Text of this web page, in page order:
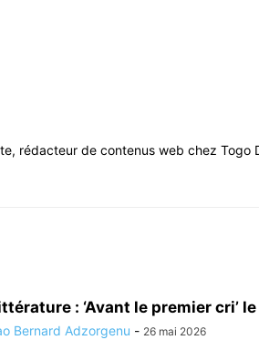
rédacteur de contenus web chez Togo
: ‘Avant le premier cri’
Bernard Adzorgenu - 26 mai 2026